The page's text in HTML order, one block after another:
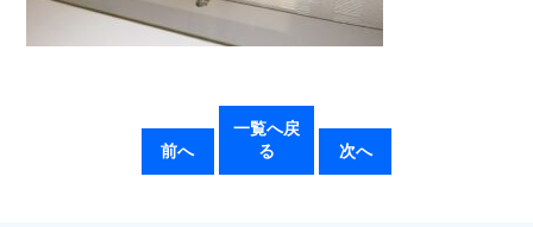
前へ
一覧へ戻
る
次へ